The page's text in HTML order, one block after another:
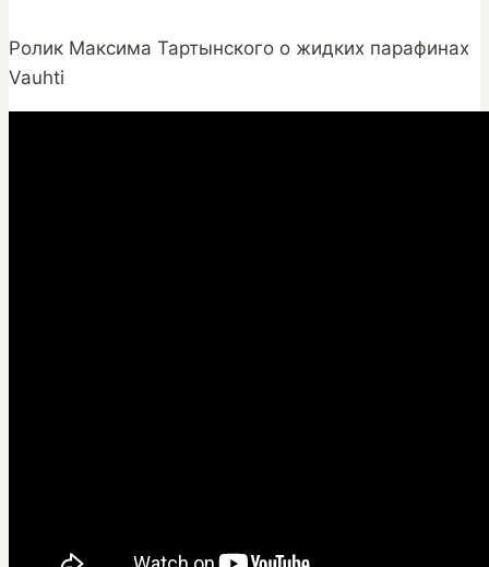
Ролик Максима Тартынского о жидких парафинах
Vauhti